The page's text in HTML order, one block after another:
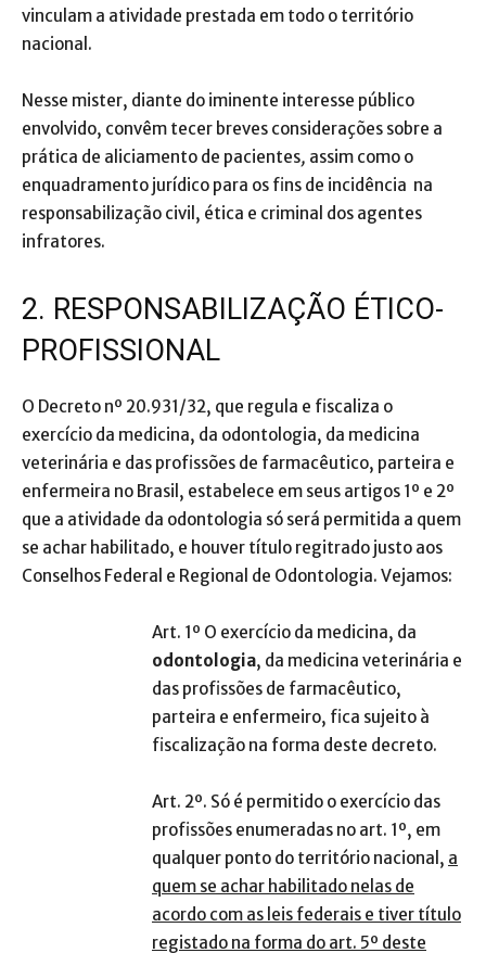
vinculam a atividade prestada em todo o território
nacional.
Nesse mister, diante do iminente interesse público
envolvido, convêm tecer breves considerações sobre a
prática de aliciamento de pacientes, assim como o
enquadramento jurídico para os fins de incidência na
responsabilização civil, ética e criminal dos agentes
infratores.
2. RESPONSABILIZAÇÃO ÉTICO-
PROFISSIONAL
O Decreto nº 20.931/32, que regula e fiscaliza o
exercício da medicina, da odontologia, da medicina
veterinária e das profissões de farmacêutico, parteira e
enfermeira no Brasil, estabelece em seus artigos 1º e 2º
que a atividade da odontologia só será permitida a quem
se achar habilitado, e houver título regitrado justo aos
Conselhos Federal e Regional de Odontologia. Vejamos:
Art. 1º O exercício da medicina, da
odontologia, da medicina veterinária e
das profissões de farmacêutico,
parteira e enfermeiro, fica sujeito à
fiscalização na forma deste decreto.
Art. 2º. Só é permitido o exercício das
profissões enumeradas no art. 1º, em
qualquer ponto do território nacional, a
quem se achar habilitado nelas de
acordo com as leis federais e tiver título
registado na forma do art. 5º deste